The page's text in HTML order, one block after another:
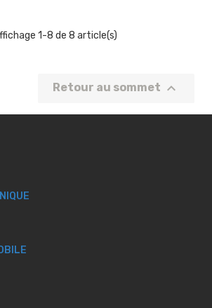
1-8 de 8 article(s)
Retour au sommet 